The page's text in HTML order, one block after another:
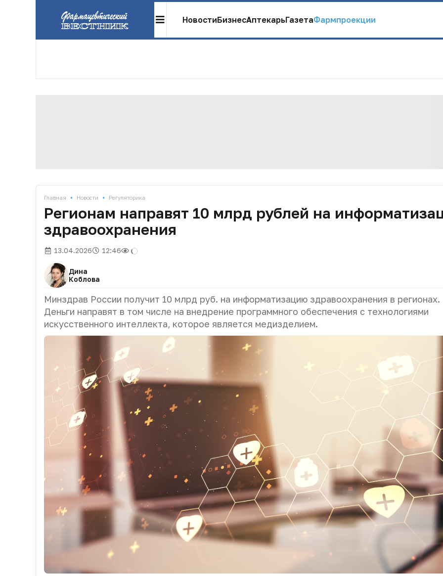
НовостиБизнесАптекарьГазетаФармпроекции
Главная • Новости • Регуляторика
Регионам направят 10 млрд рублей на
здравоохранения
13.04.2026 12:46
Дина
Коблова
Минздрав России получит 10 млрд руб. на информатизацию здравоохранения в регионах.
Деньги направят в том числе на внедрение программного обеспечения с технологиями
искусственного интеллекта, которое является медизделием.